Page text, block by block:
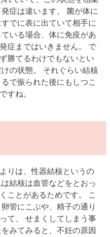
症は違います。 菌が体に
でに表に出ていて相手に
いる場合、体に免疫があ
症まではいきません。 で
勝てるわけでもないとい
の状態。 それぐらい結核
で振られた後にもしつこ
すね。
りは、性器結核というの
結核は血管などをとおっ
ことがあるためです。 こ
管にこぶや、精子の通り
て、 せまくしてしまう事
みてみると、不妊の原因